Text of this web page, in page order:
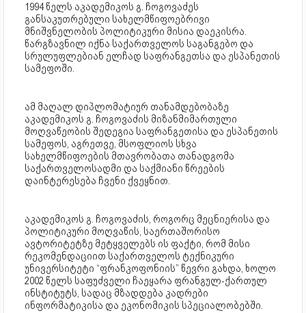
1994 წელს აკადემიკოს გ. ჩოგოვაძეს
განსაკუთრებული სახელმწიფოებრივი
მნიშვნელობის პოლიტიკური მისია დაეკისრა.
წარგზავნილ იქნა საქართველოს საგანგებო და
სრულუფლებიან ელჩად საფრანგეთსა და ესპანეთის
სამეფოში.
ამ მაღალ დიპლომატიურ თანამდებობაზე
აკადემიკოს გ. ჩოგოვაძის მიზანმიმართული
მოღვაწეობის შედეგია საფრანგეთისა და ესპანეთის
სამეფოს, აგრეთვე, მსოფლიოს სხვა
სახელმწიფოების მთავრობათა თანადგომა
საქართველოსადმი და საქმიანი წრეების
დაინტერესება ჩვენი ქვეყნით.
აკადემიკოს გ. ჩოგოვაძის, როგორც მეცნიერისა და
პოლიტიკური მოღვაწის, საერთაშორისო
ავტორიტეტზე მეტყველებს ის ფაქტი, რომ მისი
რეკომენდაციით საქართველოს ტექნიკური
უნივერსიტეტი “ფრანკოფონიის” წევრი გახდა, ხოლო
2002 წელს საფუძველი ჩაეყარა ფრანგულ-ქართულ
ინსტიტუტს, სადაც მზადდება კადრები
ინფორმატიკისა და ეკონომიკის სპეციალობებში.